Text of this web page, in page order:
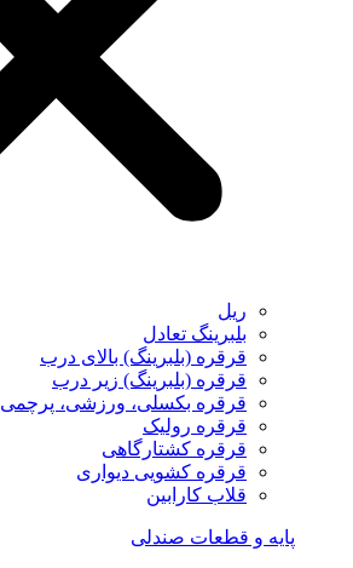
ریل
بلبرینگ تعادل
قرقره (بلبرینگ) بالای درب
قرقره (بلبرینگ) زیر درب
قرقره بکسلی، ورزشی، پرچمی
قرقره رولیک
قرقره کشتارگاهی
قرقره کشویی دیواری
قلاب کارابین
پایه و قطعات صندلی